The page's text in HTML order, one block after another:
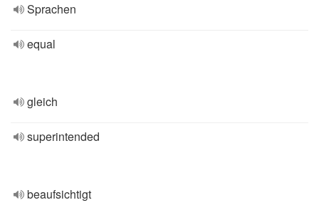
Sprachen
equal
gleich
superintended
beaufsichtigt